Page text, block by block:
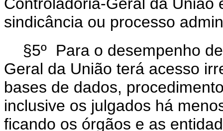
sindicância ou processo
§5º Para o desempenho
Geral da União terá acesso
bases de dados,
inclusive os julgados há
ficando os órgãos e as